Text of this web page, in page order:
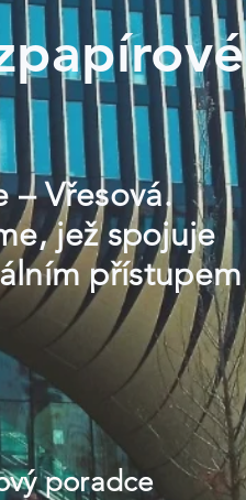
Vřesová.
jež spojuje
přístupem
poradce